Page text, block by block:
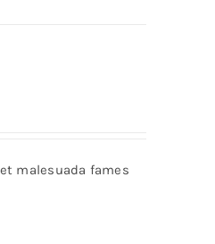
malesuada fames